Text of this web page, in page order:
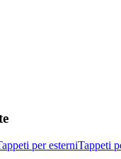
per esterniTappeti